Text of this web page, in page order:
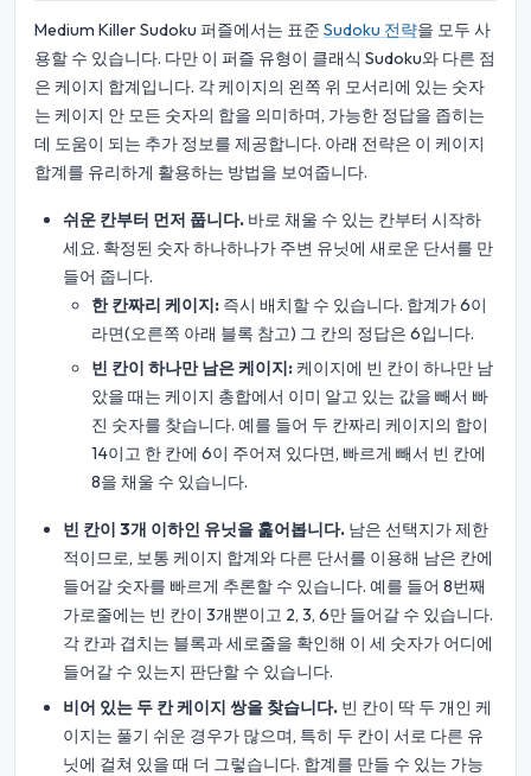
Medium Killer Sudoku 퍼즐에서는 표준 Sudoku 전략을 모두 사
용할 수 있습니다. 다만 이 퍼즐 유형이 클래식 Sudoku와 다른 점
은 케이지 합계입니다. 각 케이지의 왼쪽 위 모서리에 있는 숫자
는 케이지 안 모든 숫자의 합을 의미하며, 가능한 정답을 좁히는
데 도움이 되는 추가 정보를 제공합니다. 아래 전략은 이 케이지
합계를 유리하게 활용하는 방법을 보여줍니다.
쉬운 칸부터 먼저 풉니다. 바로 채울 수 있는 칸부터 시작하
세요. 확정된 숫자 하나하나가 주변 유닛에 새로운 단서를 만
들어 줍니다.
한 칸짜리 케이지: 즉시 배치할 수 있습니다. 합계가 6이
라면(오른쪽 아래 블록 참고) 그 칸의 정답은 6입니다.
빈 칸이 하나만 남은 케이지:케이지에 빈 칸이 하나만 남
았을 때는 케이지 총합에서 이미 알고 있는 값을 빼서 빠
진 숫자를 찾습니다. 예를 들어 두 칸짜리 케이지의 합이
14이고 한 칸에 6이 주어져 있다면, 빠르게 빼서 빈 칸에
8을 채울 수 있습니다.
빈 칸이 3개 이하인 유닛을 훑어봅니다. 남은 선택지가 제한
적이므로, 보통 케이지 합계와 다른 단서를 이용해 남은 칸에
들어갈 숫자를 빠르게 추론할 수 있습니다. 예를 들어 8번째
가로줄에는 빈 칸이 3개뿐이고 2, 3, 6만 들어갈 수 있습니다.
각 칸과 겹치는 블록과 세로줄을 확인해 이 세 숫자가 어디에
들어갈 수 있는지 판단할 수 있습니다.
비어 있는 두 칸 케이지 쌍을 찾습니다. 빈 칸이 딱 두 개인 케
이지는 풀기 쉬운 경우가 많으며, 특히 두 칸이 서로 다른 유
닛에 걸쳐 있을 때 더 그렇습니다. 합계를 만들 수 있는 가능